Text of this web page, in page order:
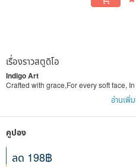
เรื่องราวสตูดิโอ
Indigo Art
Crafted with grace,For every soft face,
Indigo Art is a brand born from heartfelt
commitment to environmental
practice of poses but a way of life that
oneself; our eco-conscious philosophy
and care for Mother Earth; and animals
sincere bond between humans and life.
อ่านเพิ่
คูปอง
ลด 198฿